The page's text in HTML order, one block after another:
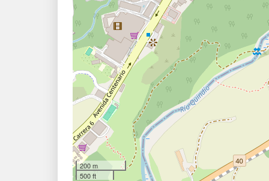
200 m
500 ft